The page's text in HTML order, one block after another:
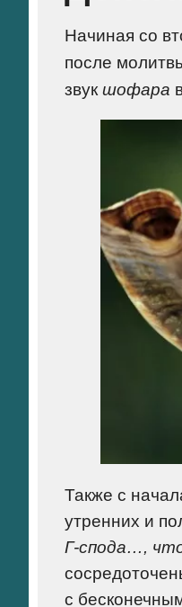
Начиная со
после
звук шофара
Также с
утренних и
Г-спода…,
с